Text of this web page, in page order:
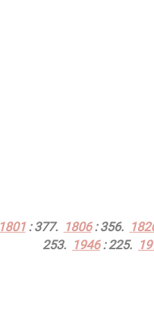
1801: 377. 1806: 356.
253. 1946: 225.